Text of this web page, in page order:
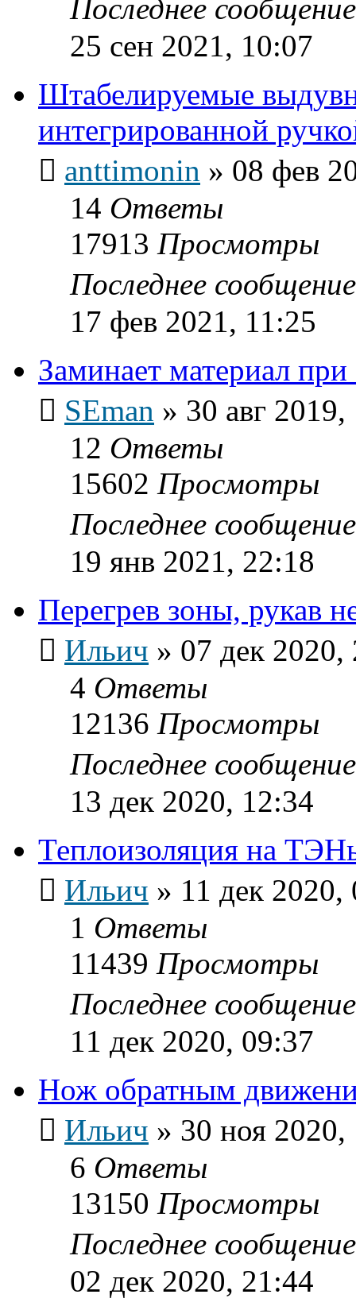
Последнее
25 сен 2021, 10:07
Штабелируемые
интегрированной
anttimonin » 08 фев
14 Ответы
17913 Просмотры
Последнее
17 фев 2021, 11:25
Заминает материал при
SEman » 30 авг
12 Ответы
15602 Просмотры
Последнее
19 янв 2021, 22:18
Перегрев зоны, рукав
Ильич » 07 дек 2020,
4 Ответы
12136 Просмотры
Последнее
13 дек 2020, 12:34
Теплоизоляция на
Ильич » 11 дек 2020,
1 Ответы
11439 Просмотры
Последнее
11 дек 2020, 09:37
Нож обратным
Ильич » 30 ноя 2020,
6 Ответы
13150 Просмотры
Последнее
02 дек 2020, 21:44